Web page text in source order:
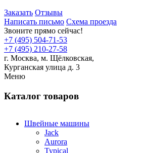
Заказать Отзывы
Написать письмо Схема проезда
Звоните прямо сейчас!
+7 (495) 504-71-53
+7 (495) 210-27-58
г. Москва, м. Щёлковская,
Курганская улица д. 3
Меню
Каталог товаров
Швейные машины
Jack
Aurora
Typical